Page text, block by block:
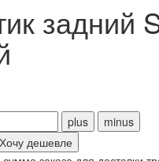
задний
Хочу дешевле